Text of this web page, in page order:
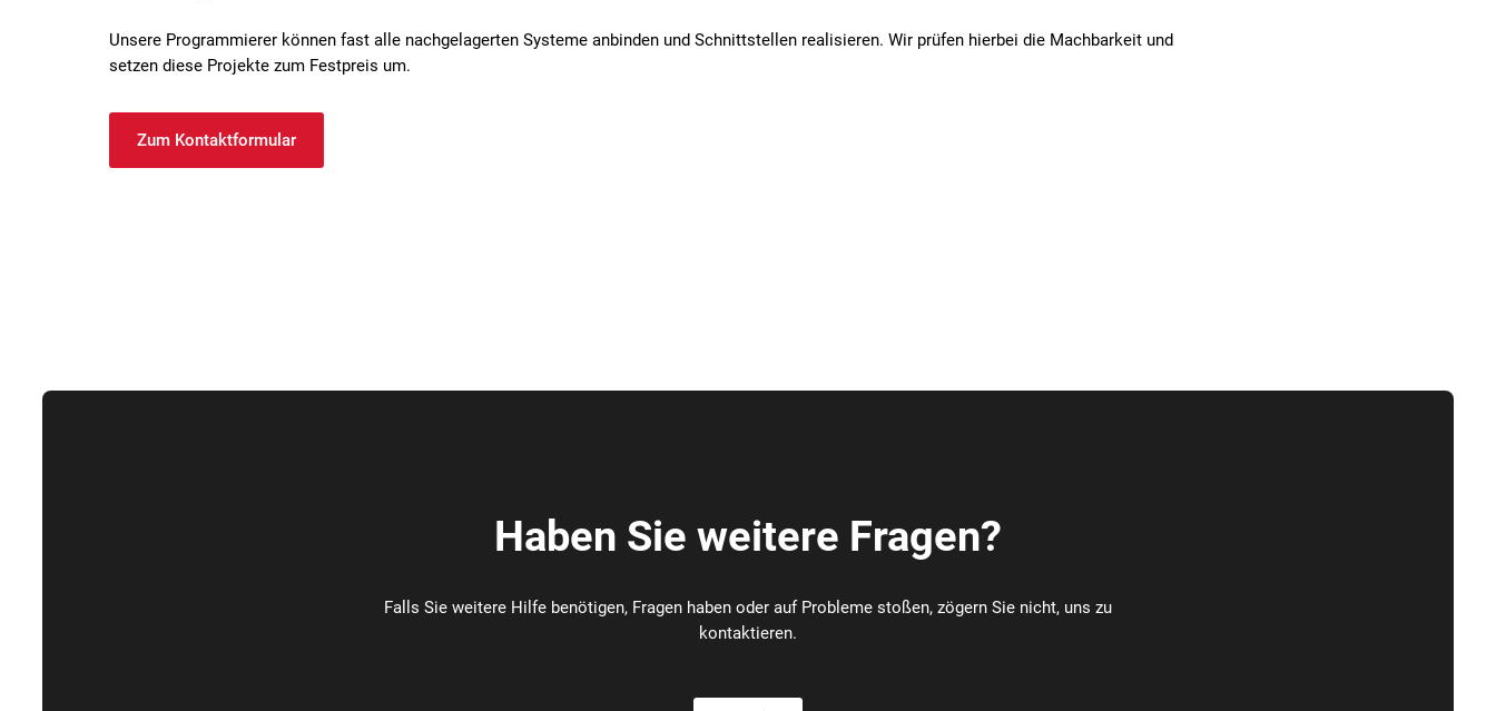
Unsere Programmierer können fast alle nachgelagerten Systeme anbinden und Schnittstellen realisieren. Wir prüfen hierbei die Machbarkeit und
setzen diese Projekte zum Festpreis um.
Zum Kontaktformular
Haben Sie weitere Fragen?
Falls Sie weitere Hilfe benötigen, Fragen haben oder auf Probleme stoßen, zögern Sie nicht, uns zu
kontaktieren.